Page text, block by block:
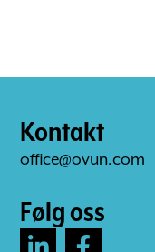
Kontakt
office@ovun.com
Følg oss